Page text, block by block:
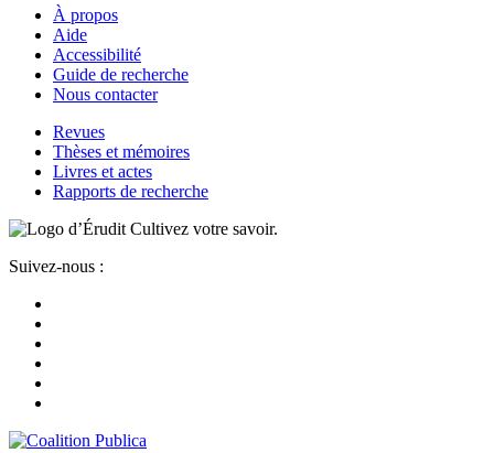
À propos
Aide
Accessibilité
Guide de recherche
Nous contacter
Revues
Thèses et mémoires
Livres et actes
Rapports de recherche
Cultivez votre savoir.
Suivez-nous :